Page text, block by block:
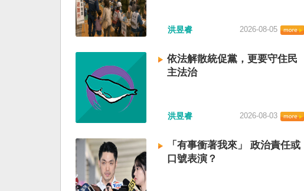
洪昱睿 2026-08-05
依法解散統促黨，更要守住民
主法治
洪昱睿 2026-08-03
「有事衝著我來」 政治責任或
口號表演？